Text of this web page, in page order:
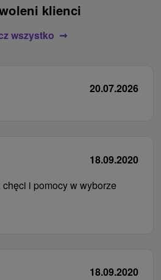
klienci
wszystko
20.07.2026
18.09.2020
i pomocy w wyborze
18.09.2020